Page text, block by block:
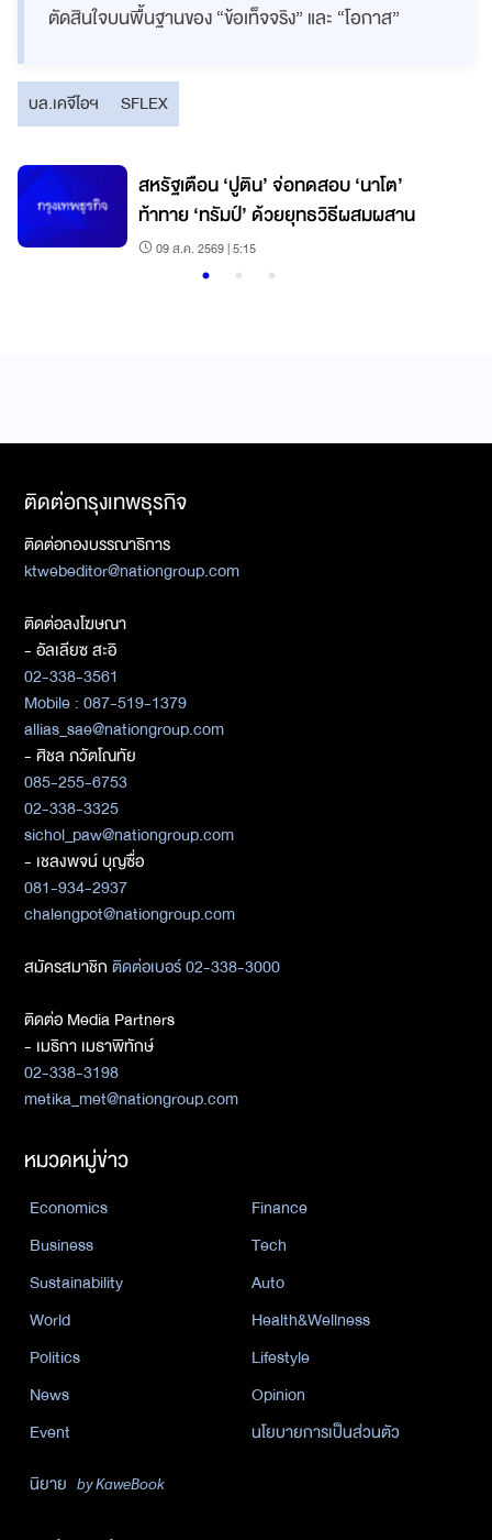
ตัดสินใจบนพื้นฐานของ “ข้อเท็จจริง” และ “โอกาส”
บล.เคจีไอฯ SFLEX
สหรัฐเตือน ‘ปูติน’ จ่อทดสอบ ‘นาโต’
ท้าทาย ‘ทรัมป์’ ด้วยยุทธวิธีผสมผสาน
09 ส.ค. 2569 | 5:15
ติดต่อกรุงเทพธุรกิจ
ติดต่อกองบรรณาธิการ
ktwebeditor@nationgroup.com
ติดต่อลงโฆษณา
- อัลเลียซ สะอิ
02-338-3561
Mobile : 087-519-1379
allias_sae@nationgroup.com
- ศิชล ภวัตโณทัย
085-255-6753
02-338-3325
sichol_paw@nationgroup.com
- เชลงพจน์ บุญซื่อ
081-934-2937
chalengpot@nationgroup.com
สมัครสมาชิกติดต่อเบอร์ 02-338-3000
ติดต่อ Media Partners
- เมธิกา เมธาพิทักษ์
02-338-3198
metika_met@nationgroup.com
หมวดหมู่ข่าว
Economics
Finance
Business
Tech
Sustainability
Auto
World
Health&Wellness
Politics
Lifestyle
News
Opinion
Event
นโยบายการเป็นส่วนตัว
นิยาย by KaweBook